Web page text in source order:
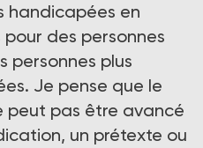
handicapées en
des personnes
personnes plus
Je pense que le
peut pas être avancé
un prétexte ou